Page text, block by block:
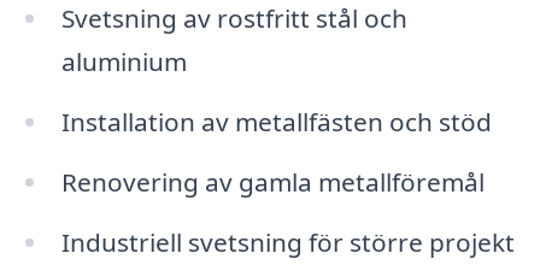
Svetsning av rostfritt stål och
aluminium
Installation av metallfästen och stöd
Renovering av gamla metallföremål
Industriell svetsning för större projekt